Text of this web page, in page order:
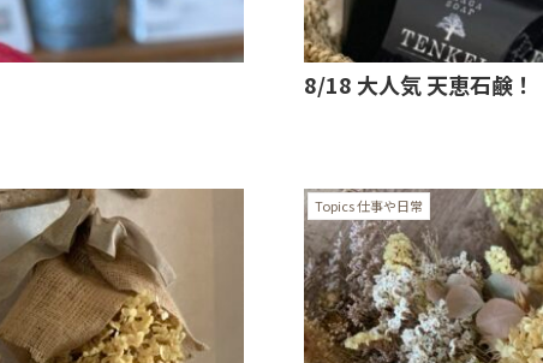
8/18 大人気 天恵石鹸！
Topics 仕事や日常